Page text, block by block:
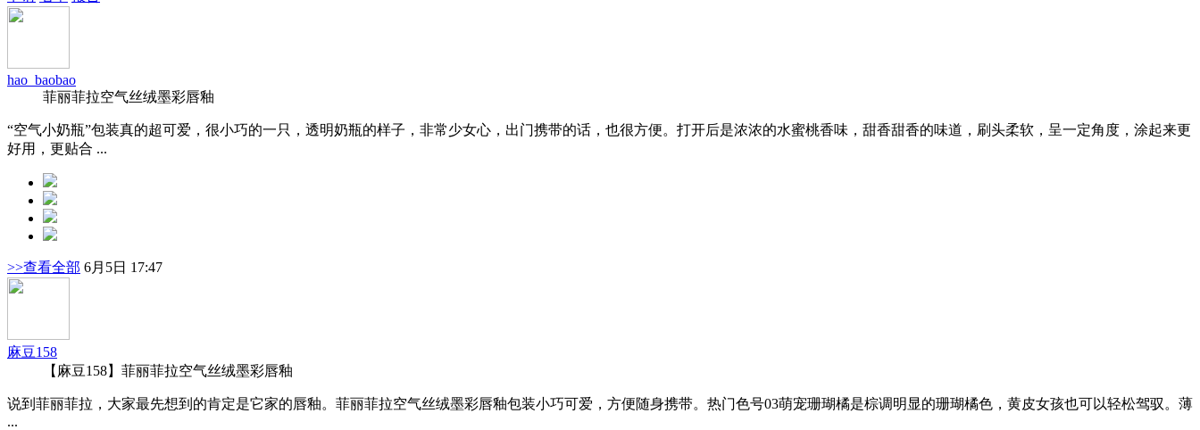
hao_baobao
菲丽菲拉空气丝绒墨彩唇釉
“空气小奶瓶”包装真的超可爱，很小巧的一只，透明奶瓶的样子，非常少女心，出门携带的话，也很方便。打开后是浓浓的水蜜桃香味，甜香甜香的味道，刷头柔软，呈一定角度，涂起来更
好用，更贴合 ...
>>查看全部 6月5日 17:47
麻豆158
【麻豆158】菲丽菲拉空气丝绒墨彩唇釉
说到菲丽菲拉，大家最先想到的肯定是它家的唇釉。菲丽菲拉空气丝绒墨彩唇釉包装小巧可爱，方便随身携带。热门色号03萌宠珊瑚橘是棕调明显的珊瑚橘色，黄皮女孩也可以轻松驾驭。薄
...